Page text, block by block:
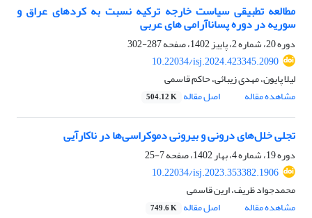
مطالعه تطبیقی سیاست خارجه ترکیه نسبت به کردهای عراق و
سوریه در دوره پساناآرامی های عربی
دوره 20، شماره 2، پاییز 1402، صفحه
287-302
10.22034/isj.2024.423345.2090
لیلا پایون، مهدی زیبائی، حاکم قاسمی
مشاهده مقاله
اصل مقاله 504.12 K
تجلی خلل‌های درونی و بیرونی دموکراسی‌ها در ناکارآیی
دوره 19، شماره 4، بهار 1402، صفحه
7-25
10.22034/isj.2023.353382.1906
محمدجواد ظریف، ارین قاسمی
مشاهده مقاله
اصل مقاله 749.6 K